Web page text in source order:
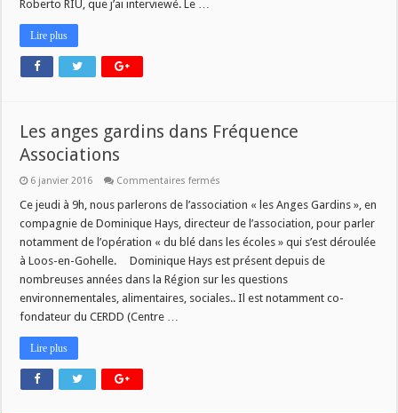
Roberto RIU, que j’ai interviewé. Le …
Lire plus
Les anges gardins dans Fréquence
Associations
6 janvier 2016 Commentaires fermés
anges
dans
Fréquence
Associations
Ce jeudi à 9h, nous parlerons de l’association « les Anges Gardins », en
compagnie de Dominique Hays, directeur de l’association, pour parler
notamment de l’opération « du blé dans les écoles » qui s’est déroulée
à Loos-en-Gohelle. Dominique Hays est présent depuis de
nombreuses années dans la Région sur les questions
environnementales, alimentaires, sociales.. Il est notamment co-
fondateur du CERDD (Centre …
Lire plus